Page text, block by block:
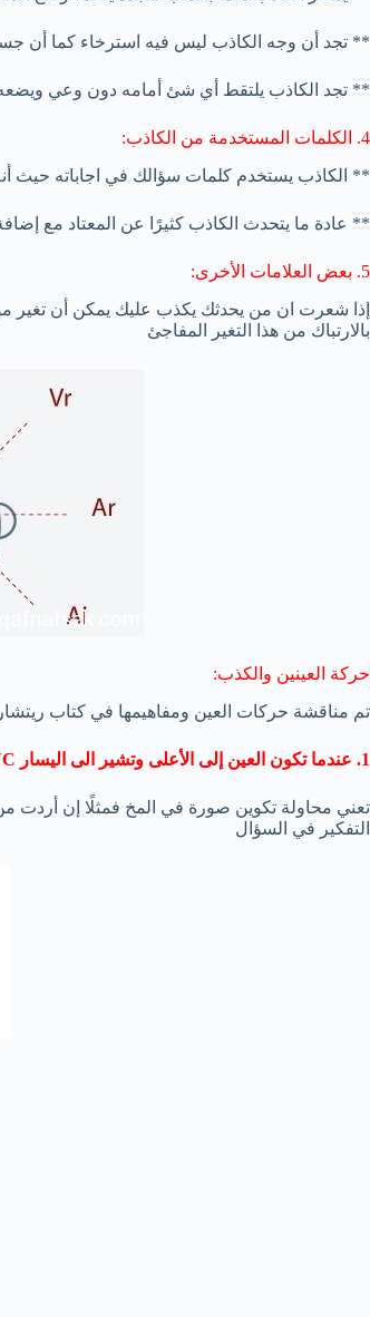
** تجد أن وجه الكاذب ليس فيه استرخاء كما أن
** تجد الكاذب يلتقط أي شئ أمامه دون وعي ويضعه
4. الكلمات المستخدمة من الكاذب:
** الكاذب يستخدم كلمات سؤالك في اجاباته حيث
** عادة ما يتحدث الكاذب كثيرًا عن المعتاد مع
5. بعض العلامات الأخرى:
إذا شعرت ان من يحدثك يكذب عليك يمكن أن تغير
بالارتباك من هذا التغير المفاجئ
حركة العينين والكذب:
تم مناقشة حركات العين ومفاهيمها في كتاب
1. عندما تكون العين إلى الأعلى وتشير الى اليسار VC:
تعني محاولة تكوين صورة في المخ فمثلًا إن أردت
التفكير في السؤال